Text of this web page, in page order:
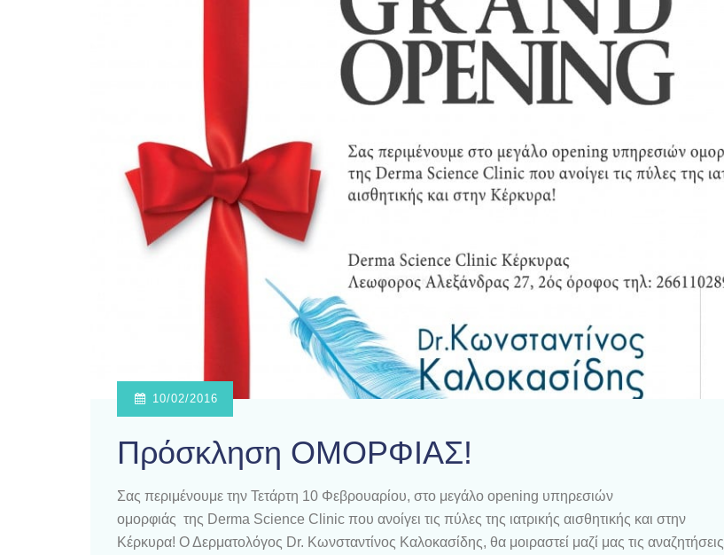
10/02/2016
Πρόσκληση ΟΜΟΡΦΙΑΣ!
Σας περιμένουμε την Τετάρτη 10 Φεβρουαρίου, στο μεγάλο opening υπηρεσιών
ομορφιάς της Derma Science Clinic που ανοίγει τις πύλες της ιατρικής αισθητικής και στην
Κέρκυρα! Ο Δερματολόγος Dr. Kωνσταντίνος Καλοκασίδης, θα μοιραστεί μαζί μας τις αναζητήσεις